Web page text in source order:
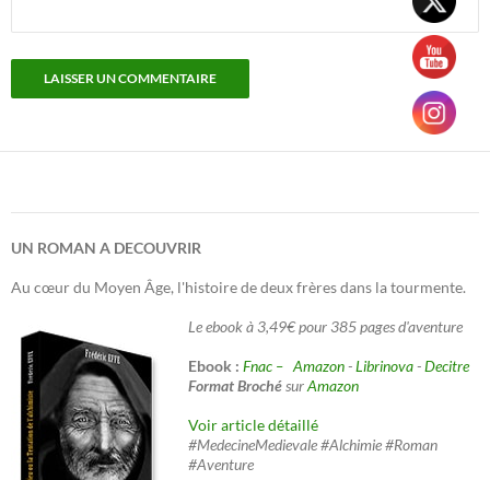
UN ROMAN A DECOUVRIR
Au cœur du Moyen Âge, l'histoire de deux frères dans la tourmente.
Le ebook à 3,49€ pour 385 pages d'aventure
Ebook : Fnac – Amazon-Librinova-Decitre
Format BrochésurAmazon
Voir article détaillé
#MedecineMedievale #Alchimie #Roman
#Aventure